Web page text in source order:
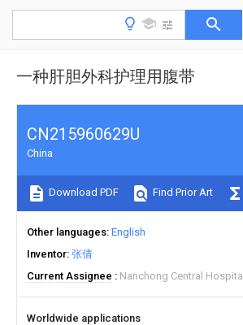
一种肝胆外科护理用腹带
CN215960629U
China
Download PDF Find Prior Art
Other languages English
Inventor 张倩
Current Assignee
Nanchong Central Hospital
Worldwide applications